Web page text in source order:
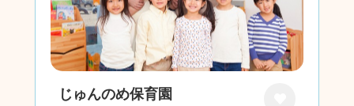
じゅんのめ保育園